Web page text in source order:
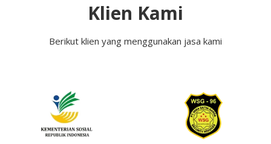
Klien Kami
Berikut klien yang menggunakan jasa kami